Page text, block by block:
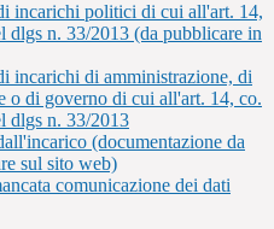
incarichi politici di cui all'art. 14,
dlgs n. 33/2013 (da pubblicare in
incarichi di amministrazione, di
o di governo di cui all'art. 14, co.
dlgs n. 33/2013
(documentazione da
sul sito web)
comunicazione dei dati